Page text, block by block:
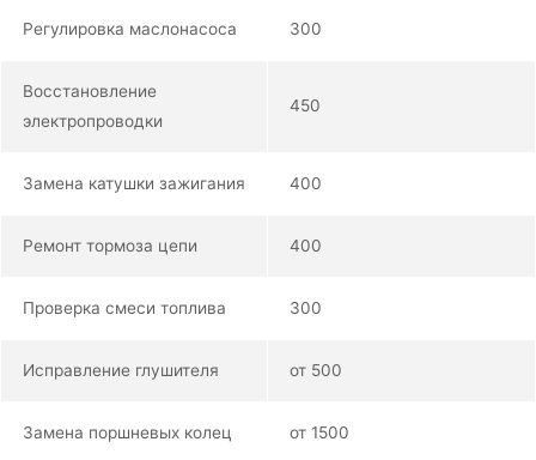
Регулировка маслонасоса 300
Восстановление
электропроводки
450
Замена катушки зажигания 400
Ремонт тормоза цепи 400
Проверка смеси топлива 300
Исправление глушителя от 500
Замена поршневых колец от 1500